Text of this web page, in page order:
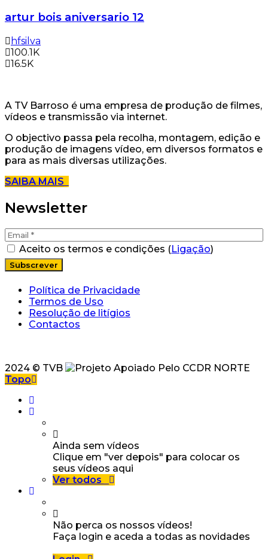
artur bois aniversario 12
hfsilva
100.1K
16.5K
A TV Barroso é uma empresa de produção de filmes,
vídeos e transmissão via internet.
O objectivo passa pela recolha, montagem, edição e
produção de imagens vídeo, em diversos formatos e
para as mais diversas utilizações.
SAIBA MAIS
Newsletter
Aceito os termos e condições (Ligação)
Política de Privacidade
Termos de Uso
Resolução de litígios
Contactos
2024 © TVB
Topo
Ainda sem vídeos
Clique em "ver depois" para colocar os
seus vídeos aqui
Ver todos
Não perca os nossos vídeos!
Faça login e aceda a todas as novidades